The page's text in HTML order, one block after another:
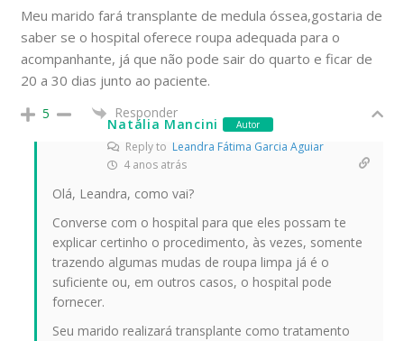
Meu marido fará transplante de medula óssea,gostaria de
saber se o hospital oferece roupa adequada para o
acompanhante, já que não pode sair do quarto e ficar de
20 a 30 dias junto ao paciente.
5 Responder
Natália Mancini Autor
Reply toLeandra Fátima Garcia Aguiar
4 anos atrás
Olá, Leandra, como vai?
Converse com o hospital para que eles possam te
explicar certinho o procedimento, às vezes, somente
trazendo algumas mudas de roupa limpa já é o
suficiente ou, em outros casos, o hospital pode
fornecer.
Seu marido realizará transplante como tratamento